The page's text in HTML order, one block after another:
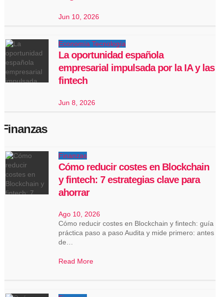
Jun 10, 2026
Economía Tecnología
La oportunidad española
empresarial impulsada por la IA y las
fintech
Jun 8, 2026
Finanzas
Finanzas
Cómo reducir costes en Blockchain
y fintech: 7 estrategias clave para
ahorrar
Ago 10, 2026
Cómo reducir costes en Blockchain y fintech: guía
práctica paso a paso Audita y mide primero: antes
de…
Read More